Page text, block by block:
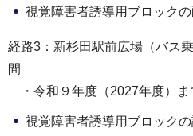
視覚障害者誘導用ブロック
経路3：新杉田駅前広場（バス
間
・令和９年度（2027年度）ま
視覚障害者誘導用ブロック